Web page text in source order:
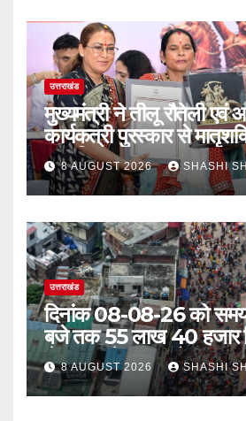
उत्तराखंड
मुख्यमंत्री ने तीलू रौतेली एवं
कार्यकत्री पुरस्कार से
सम्मानित
8 AUGUST 2026 SHASHI
उत्तराखंड
दिनांक 08-08-26 को
बजे तक 55 लाख 40 हजार
लेकर अपने गंतव्य को
8 AUGUST 2026 SHASHI